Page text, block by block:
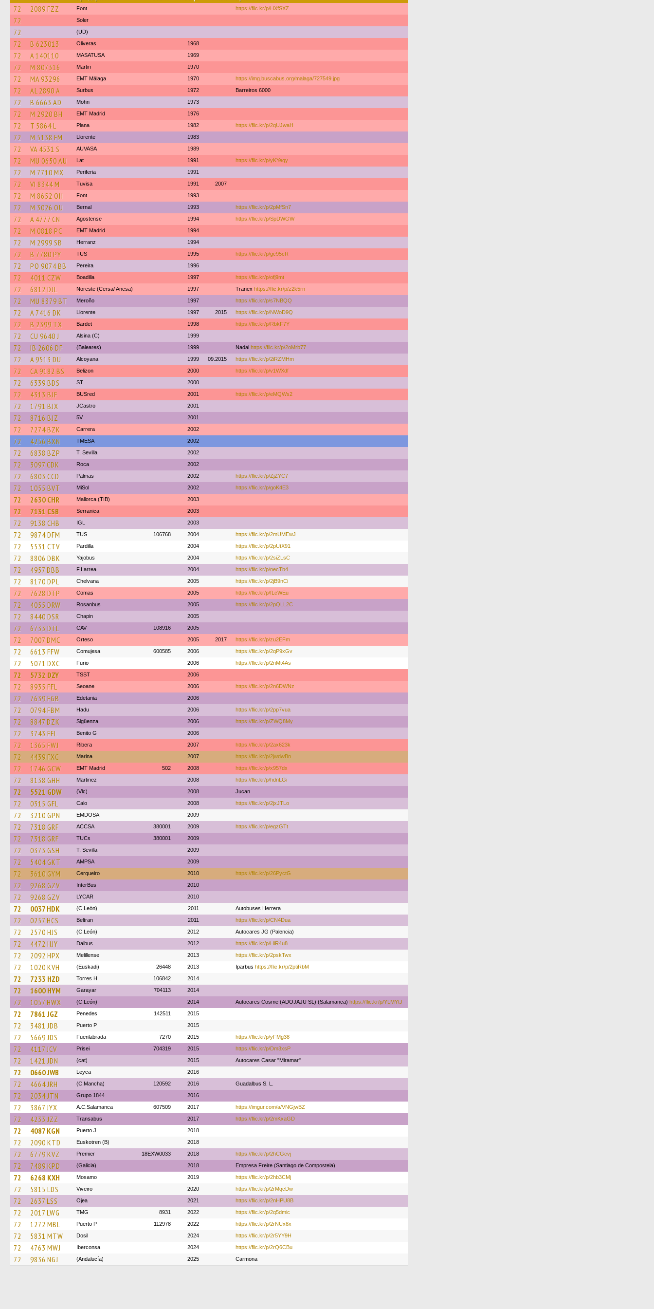
72 2089 FZZ Font https://flic.kr/p/HXfSXZ
72 Soler
72 (UD)
72 B 623013 Oliveras 1968
72 A 140110 MASATUSA 1969
72 M 807316 Martin 1970
72 MA 93296 EMT Málaga 1970 https://img.buscabus.org/malaga/727549.jpg
72 AL 2890 A Surbus 1972 Barreiros 6000
72 B 6663 AD Mohn 1973
72 M 2920 BH EMT Madrid 1976
72 T 5864 L Plana 1982 https://flic.kr/p/2qUJwaH
72 M 5138 FM Llorente 1983
72 VA 4531 S AUVASA 1989
72 MU 0650 AU Lat 1991 https://flic.kr/p/yKYeqy
72 M 7710 MX Periferia 1991
72 VI 8344 M Tuvisa 1991 2007
72 M 8652 OH Font 1993
72 M 3026 OU Bernal 1993 https://flic.kr/p/2pMfSn7
72 A 4777 CN Agostense 1994 https://flic.kr/p/SpDWGW
72 M 0818 PC EMT Madrid 1994
72 M 2999 SB Herranz 1994
72 B 7780 PY TUS 1995 https://flic.kr/p/gc95cR
72 PO 9074 BB Pereira 1996
72 4011 CZW Boadilla 1997 https://flic.kr/p/ofj9mt
72 6812 DJL Noreste (Cersa/ Anesa) 1997 Tranex https://flic.kr/p/z2k5rn
72 MU 8379 BT Meroño 1997 https://flic.kr/p/s7NBQQ
72 A 7416 DK Llorente 1997 2015 https://flic.kr/p/NWoD9Q
72 B 2399 TX Bardet 1998 https://flic.kr/p/RbkF7Y
72 CU 9640 J Alsina (C) 1999
72 IB 2606 DF (Baleares) 1999 Nadal https://flic.kr/p/2oMrb77
72 A 9513 DU Alcoyana 1999 09.2015 https://flic.kr/p/2iRZMHm
72 CA 9182 BS Belizon 2000 https://flic.kr/p/v1WXdf
72 6339 BDS ST 2000
72 4313 BJF BUSred 2001 https://flic.kr/p/eMQWs2
72 1791 BJX JCastro 2001
72 8716 BJZ 5V 2001
72 7274 BZK Carrera 2002
72 4256 BXN TMESA 2002
72 6838 BZP T. Sevilla 2002
72 3097 CDK Roca 2002
72 6803 CCD Palmas 2002 https://flic.kr/p/ZjZYC7
72 1055 BVT MiSol 2002 https://flic.kr/p/goK4E3
72 2630 CHR Mallorca (TIB) 2003
72 7131 CSB Serranica 2003
72 9138 CHB IGL 2003
72 9874 DFM TUS 106768 2004 https://flic.kr/p/2mUMEwJ
72 5531 CTV Pardilla 2004 https://flic.kr/p/2pUtX91
72 8806 DBK Yajobus 2004 https://flic.kr/p/2siZLsC
72 4957 DBB F.Larrea 2004 https://flic.kr/p/necTb4
72 8170 DPL Chelvana 2005 https://flic.kr/p/2jB9nCi
72 7628 DTP Comas 2005 https://flic.kr/p/fLcWEu
72 4055 DRW Rosanbus 2005 https://flic.kr/p/2pQLL2C
72 8440 DSR Chapin 2005
72 6733 DTL CAV 108916 2005
72 7007 DMC Orteso 2005 2017 https://flic.kr/p/zu2EFm
72 6613 FFW Comujesa 600585 2006 https://flic.kr/p/2qP9xGv
72 5071 DXC Furio 2006 https://flic.kr/p/2nMt4As
72 5732 DZY TSST 2006
72 8935 FFL Seoane 2006 https://flic.kr/p/2n6DWNz
72 7639 FGB Edetania 2006
72 0794 FBM Hadu 2006 https://flic.kr/p/2pp7vua
72 8847 DZK Sigüenza 2006 https://flic.kr/p/ZWQ8My
72 3743 FFL Benito G 2006
72 1365 FWJ Ribera 2007 https://flic.kr/p/2ax623k
72 4439 FXC Marina 2007 https://flic.kr/p/2jwdwBn
72 1746 GCW EMT Madrid 502 2008 https://flic.kr/p/x957dx
72 8138 GHH Martinez 2008 https://flic.kr/p/hdnLGi
72 5521 GDW (Vlc) 2008 Jucan
72 0315 GFL Calo 2008 https://flic.kr/p/2jxJTLo
72 3210 GPN EMDOSA 2009
72 7318 GRF ACCSA 380001 2009 https://flic.kr/p/egzGTt
72 7318 GRF TUCs 380001 2009
72 0373 GSH T. Sevilla 2009
72 5404 GKT AMPSA 2009
72 3610 GYM Cerqueiro 2010 https://flic.kr/p/26PyctG
72 9268 GZV InterBus 2010
72 9268 GZV LYCAR 2010
72 0037 HDK (C.León) 2011 Autobuses Herrera
72 0257 HCS Beltran 2011 https://flic.kr/p/CN4Dua
72 2570 HJS (C.León) 2012 Autocares JG (Palencia)
72 4472 HJY Daibus 2012 https://flic.kr/p/HiR4u8
72 2092 HPX Melillense 2013 https://flic.kr/p/2pskTwx
72 1020 KVH (Euskadi) 26448 2013 Iparbus https://flic.kr/p/2ptiRbM
72 7233 HZD Torres H 106842 2014
72 1600 HYM Garayar 704113 2014
72 1057 HWX (C.León) 2014 Autocares Cosme (ADOJAJU SL) (Salamanca) https://flic.kr/p/YLMYtJ
72 7861 JGZ Penedes 142511 2015
72 3481 JDB Puerto P 2015
72 5669 JDS Fuenlabrada 7270 2015 https://flic.kr/p/yFMg38
72 4117 JCV Prisei 704319 2015 https://flic.kr/p/Dm3xsP
72 1421 JDN (cat) 2015 Autocares Casar "Miramar"
72 0660 JWB Leyca 2016
72 4664 JRH (C.Mancha) 120592 2016 Guadalbus S. L.
72 2034 JTN Grupo 1844 2016
72 3867 JYX A.C.Salamanca 607509 2017 https://imgur.com/a/VNGjwBZ
72 4233 JZZ Transabus 2017 https://flic.kr/p/2mKxaGD
72 4087 KGN Puerto J 2018
72 2090 KTD Euskotren (B) 2018
72 6779 KVZ Premier 18EXW0033 2018 https://flic.kr/p/2hCGcvj
72 7489 KPD (Galicia) 2018 Empresa Freire (Santiago de Compostela)
72 6268 KXH Mosamo 2019 https://flic.kr/p/2hb3CMj
72 5815 LDS Viveiro 2020 https://flic.kr/p/2rMqcDw
72 2637 LSS Ojea 2021 https://flic.kr/p/2nHPU8B
72 2017 LWG TMG 8931 2022 https://flic.kr/p/2q5dmic
72 1272 MBL Puerto P 112978 2022 https://flic.kr/p/2rNUx8x
72 5831 MTW Dosil 2024 https://flic.kr/p/2r5YY9H
72 4763 MWJ Iberconsa 2024 https://flic.kr/p/2rQ6CBu
72 9836 NGJ (Andalucía) 2025 Carmona